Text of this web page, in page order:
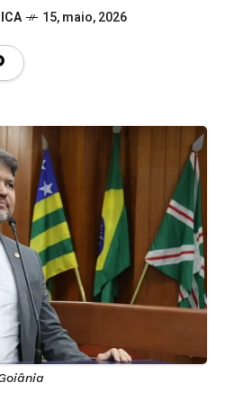
15, maio, 2026